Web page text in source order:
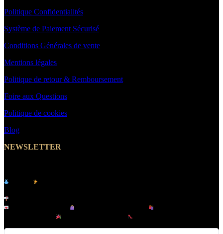
Politique Confidentialités
Système de Paiement Sécurisé
Conditions Générales de vente
Mentions légales
Politique de retour & Remboursement
Foire aux Questions
Politique de cookies
Blog
NEWSLETTER
Le site
Inscrivez-vous à notre newsletter et recevez :
Offres exclusives |
Nouveautés tendance | Lancements en
Promotions privées |